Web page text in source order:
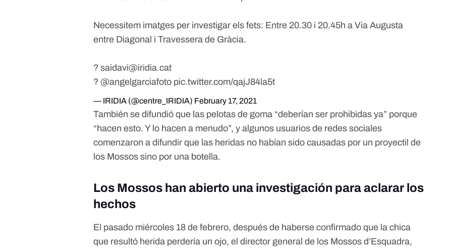
Necessitem imatges per investigar els fets: Entre 20.30 i 20.45h a Via Augusta
entre Diagonal i Travessera de Gràcia.
?saidavi@iridia.cat
? @angelgarciafoto pic.twitter.com/qajJ84la5t
— IRIDIA (@centre_IRIDIA) February 17, 2021
También se difundió que las pelotas de goma “deberían ser prohibidas ya” porque
“hacen esto. Y lo hacen a menudo”, yalgunos usuarios de redes sociales
comenzaron a difundir que las heridas no habían sido causadas por un proyectil de
los Mossos sino por una botella.
Los Mossos han abierto una investigación para aclarar los
hechos
El pasado miércoles 18 de febrero, después de haberse confirmado que la chica
que resultó herida perdería un ojo, el director general de los Mossos d’Esquadra,